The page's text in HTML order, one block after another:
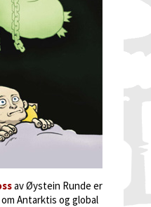
av Øystein Runde er
Antarktis og global